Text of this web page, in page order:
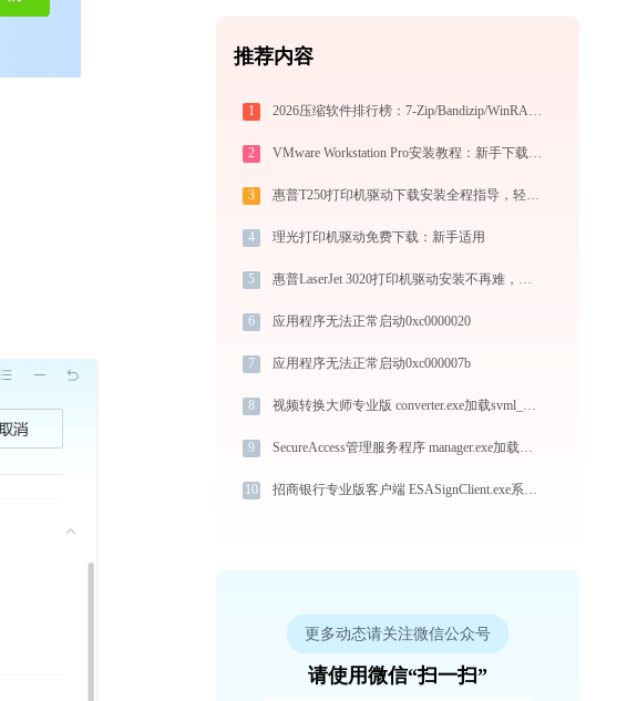
推荐内容
1 2026压缩软件排行榜：7-Zip/Bandizip/WinRAR/360压缩深度对比
2 VMware Workstation Pro安装教程：新手下载安装完整图文指引
3 惠普T250打印机驱动下载安装全程指导，轻松解决打印问题
4 理光打印机驱动免费下载：新手适用
5 惠普LaserJet 3020打印机驱动安装不再难，跟着这些步骤一学就会
6 应用程序无法正常启动0xc0000020
7 应用程序无法正常启动0xc000007b
8 视频转换大师专业版 converter.exe加载svml_dispmd.dll文件丢失处理办法
9 SecureAccess管理服务程序 manager.exe加载msvcr100.dll文件丢失处理办法
10 招商银行专业版客户端 ESASignClient.exe系统错误mfc100.dll丢失如何解决
更多动态请关注微信公众号
请使用微信“扫一扫”